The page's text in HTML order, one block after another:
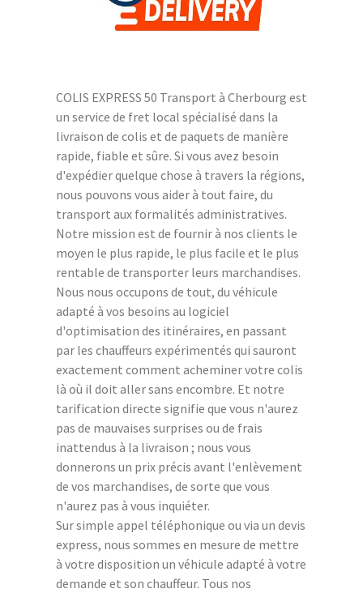
COLIS EXPRESS 50 Transport à Cherbourg est
un service de fret local spécialisé dans la
livraison de colis et de paquets de manière
rapide, fiable et sûre. Si vous avez besoin
d'expédier quelque chose à travers la régions,
nous pouvons vous aider à tout faire, du
transport aux formalités administratives.
Notre mission est de fournir à nos clients le
moyen le plus rapide, le plus facile et le plus
rentable de transporter leurs marchandises.
Nous nous occupons de tout, du véhicule
adapté à vos besoins au logiciel
d'optimisation des itinéraires, en passant
par les chauffeurs expérimentés qui sauront
exactement comment acheminer votre colis
là où il doit aller sans encombre. Et notre
tarification directe signifie que vous n'aurez
pas de mauvaises surprises ou de frais
inattendus à la livraison ; nous vous
donnerons un prix précis avant l'enlèvement
de vos marchandises, de sorte que vous
n'aurez pas à vous inquiéter.
Sur simple appel téléphonique ou via un devis
express, nous sommes en mesure de mettre
à votre disposition un véhicule adapté à votre
demande et son chauffeur. Tous nos